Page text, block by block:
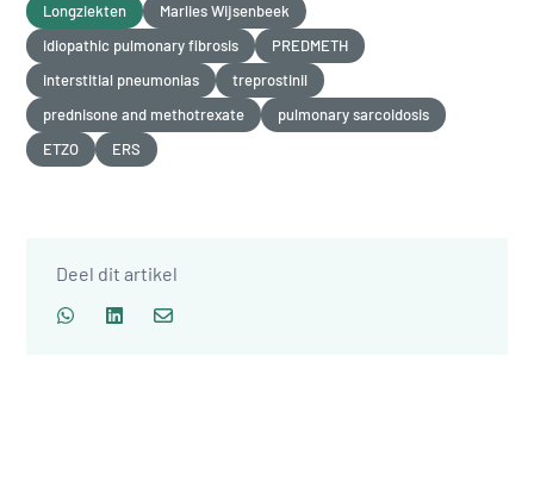
Longziekten
Marlies Wijsenbeek
idiopathic pulmonary fibrosis
PREDMETH
interstitial pneumonias
treprostinil
prednisone and methotrexate
pulmonary sarcoidosis
ETZO
ERS
Deel dit artikel